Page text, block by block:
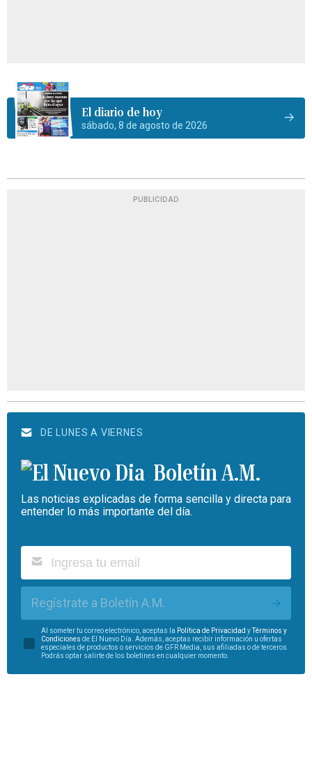
El diario de hoy
sábado, 8 de agosto de 2026
PUBLICIDAD
DE LUNES A VIERNES
Boletín A.M.
Las noticias explicadas de forma sencilla y directa para
entender lo más importante del día.
Regístrate a Boletín A.M.
Al someter tu correo electrónico, aceptas la Política de Privacidad yTérminos y
Condiciones de El Nuevo Día. Además, aceptas recibir información u ofertas
especiales de productos o servicios de GFR Media, sus afiliadas o de terceros.
Podrás optar salirte de los boletines en cualquier momento.